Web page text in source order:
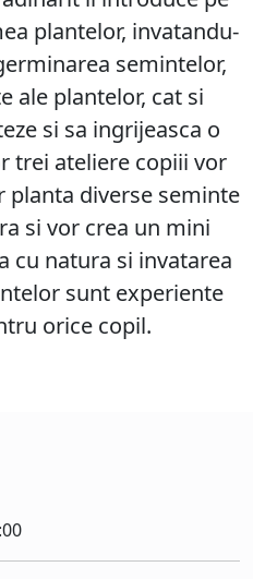
plantelor, invatandu-
semintelor,
ale plantelor, cat si
si sa ingrijeasca o
trei ateliere copiii vor
planta diverse seminte
si vor crea un mini
cu natura si invatarea
sunt experiente
orice copil.